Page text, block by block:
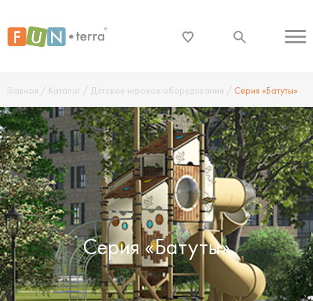
Главная / Каталог / Детское игровое оборудование / Серия «Батуты»
Серия «Батуты»